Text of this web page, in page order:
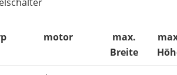
motor
max.
Breite